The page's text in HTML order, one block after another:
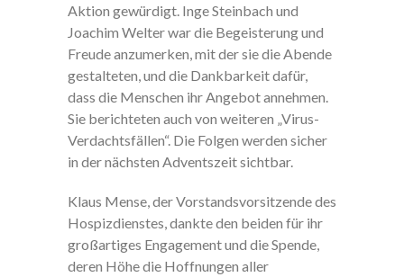
Aktion gewürdigt. Inge Steinbach und
Joachim Welter war die Begeisterung und
Freude anzumerken, mit der sie die Abende
gestalteten, und die Dankbarkeit dafür,
dass die Menschen ihr Angebot annehmen.
Sie berichteten auch von weiteren „Virus-
Verdachtsfällen“. Die Folgen werden sicher
in der nächsten Adventszeit sichtbar.
Klaus Mense, der Vorstandsvorsitzende des
Hospizdienstes, dankte den beiden für ihr
großartiges Engagement und die Spende,
deren Höhe die Hoffnungen aller